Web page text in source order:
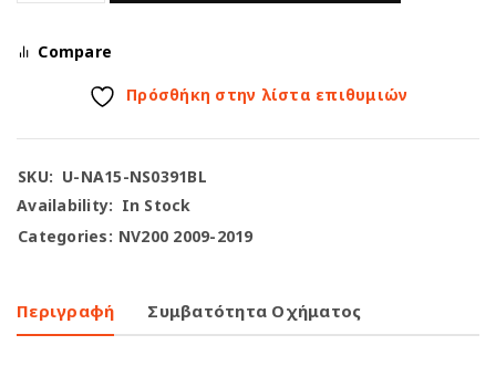
Compare
Πρόσθήκη στην λίστα επιθυμιών
SKU: U-NA15-NS0391BL
Availability: In Stock
Categories: NV200 2009-2019
Περιγραφή Συμβατότητα Οχήματος